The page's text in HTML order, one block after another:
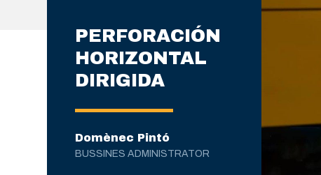
PERFORACIÓN
HORIZONTAL
DIRIGIDA
Domènec Pintó
BUSSINES ADMINISTRATOR